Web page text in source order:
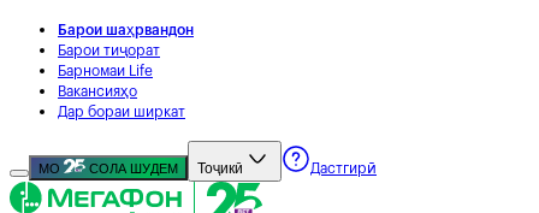
Барои шаҳрвандон
Барои тиҷорат
Барномаи Life
Вакансияҳо
Дар бораи ширкат
МО СОЛА ШУДЕМ Тоҷикӣ Дастгирӣ